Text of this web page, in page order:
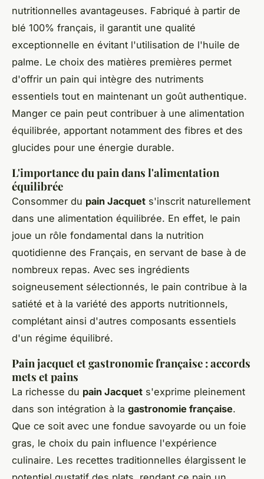
nutritionnelles avantageuses. Fabriqué à partir de
blé 100% français, il garantit une qualité
exceptionnelle en évitant l'utilisation de l'huile de
palme. Le choix des matières premières permet
d'offrir un pain qui intègre des nutriments
essentiels tout en maintenant un goût authentique.
Manger ce pain peut contribuer à une alimentation
équilibrée, apportant notamment des fibres et des
glucides pour une énergie durable.
L'importance du pain dans l'alimentation
équilibrée
Consommer du pain Jacquet s'inscrit naturellement
dans une alimentation équilibrée. En effet, le pain
joue un rôle fondamental dans la nutrition
quotidienne des Français, en servant de base à de
nombreux repas. Avec ses ingrédients
soigneusement sélectionnés, le pain contribue à la
satiété et à la variété des apports nutritionnels,
complétant ainsi d'autres composants essentiels
d'un régime équilibré.
Pain jacquet et gastronomie française : accords
mets et pains
La richesse du pain Jacquet s'exprime pleinement
dans son intégration à la gastronomie française.
Que ce soit avec une fondue savoyarde ou un foie
gras, le choix du pain influence l'expérience
culinaire. Les recettes traditionnelles élargissent le